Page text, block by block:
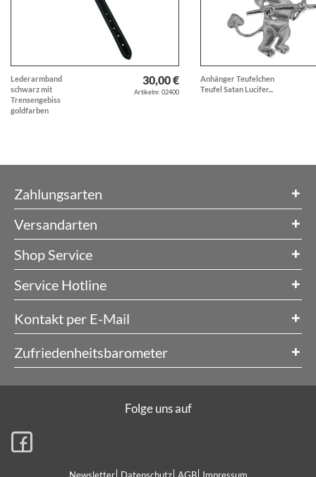
Lederarmband
schwarz mit
Trensengebiss
goldfarben
30,00 €
Artikelnr. 02400
Anhänger Teufelchen
Teufel Satan Lucifer...
Zahlungsarten
Versandarten
Shop Service
Service Hotline
Kontakt per E-Mail
Zufriedenheitsbarometer
Folge uns auf